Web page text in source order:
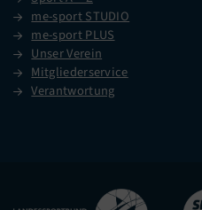
me-sport STUDIO
me-sport PLUS
Unser Verein
Mitgliederservice
Verantwortung